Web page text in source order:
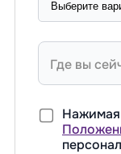
Где вы
Нажимая